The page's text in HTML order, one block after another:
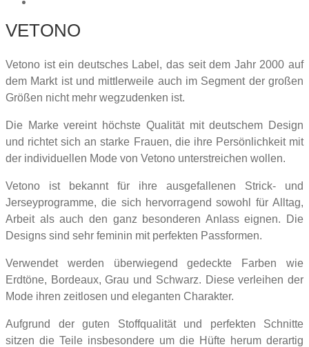
VETONO
Vetono ist ein deutsches Label, das seit dem Jahr 2000 auf
dem Markt ist und mittlerweile auch im Segment der großen
Größen nicht mehr wegzudenken ist.
Die Marke vereint höchste Qualität mit deutschem Design
und richtet sich an starke Frauen, die ihre Persönlichkeit mit
der individuellen Mode von Vetono unterstreichen wollen.
Vetono ist bekannt für ihre ausgefallenen Strick- und
Jerseyprogramme, die sich hervorragend sowohl für Alltag,
Arbeit als auch den ganz besonderen Anlass eignen. Die
Designs sind sehr feminin mit perfekten Passformen.
Verwendet werden überwiegend gedeckte Farben wie
Erdtöne, Bordeaux, Grau und Schwarz. Diese verleihen der
Mode ihren zeitlosen und eleganten Charakter.
Aufgrund der guten Stoffqualität und perfekten Schnitte
sitzen die Teile insbesondere um die Hüfte herum derartig